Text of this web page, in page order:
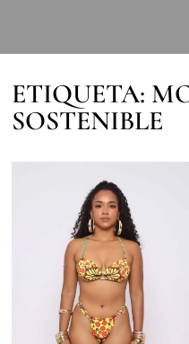
ETIQUETA:
SOSTENIBLE